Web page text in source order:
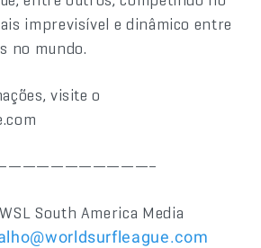
imprevisível e dinâmico entre
no mundo.
visite o
South America Media